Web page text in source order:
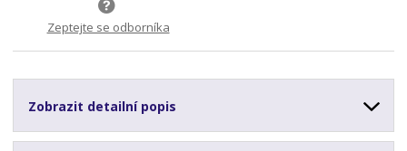
Zeptejte se odborníka
Zobrazit detailní popis